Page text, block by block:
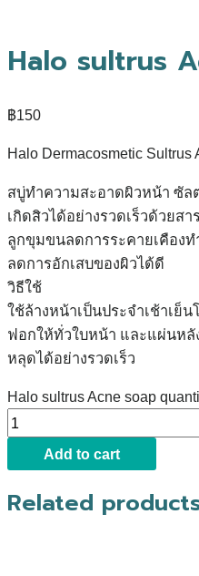
Halo sultrus
฿150
Halo Dermacosmetic Sultrus
สบู่ทำความสะอาดผิวหน้า ซัล
เกิดสิวได้อย่างรวดเร็วด้วยส
ลูกขุมขนลดการระคายเคือง
ลดการอักเสบของผิวได้ดี
วิธีใช้
ใช้ล้างหน้าเป็นประจำเช้าเย็
ฟอกให้ทั่วใบหน้า และแผ่นหลั
หลุดได้อย่างรวดเร็ว
Halo sultrus Acne soap
Add to cart
Related